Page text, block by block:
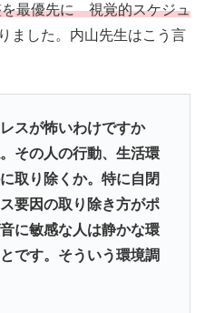
を最優先に 視覚的スケジュ
ました。内山先生はこう言
スが怖いわけですか
その人の行動、生活環
取り除くか。特に自閉
要因の取り除き方がポ
に敏感な人は静かな環
です。そういう環境調